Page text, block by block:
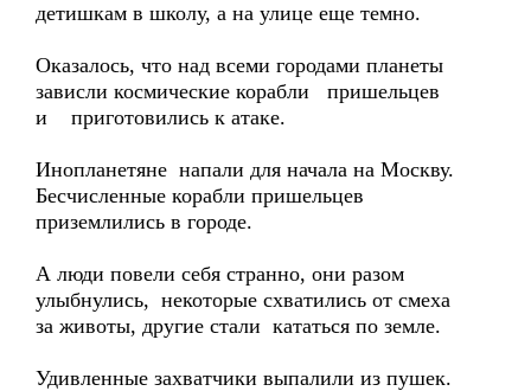
детишкам в школу, а на улице еще темно.
Оказалось, что над всеми городами планеты
зависли космические корабли пришельцев
и приготовились к атаке.
Инопланетяне напали для начала на Москву.
Бесчисленные корабли пришельцев
приземлились в городе.
А люди повели себя странно, они разом
улыбнулись, некоторые схватились от смеха
за животы, другие стали кататься по земле.
Удивленные захватчики выпалили из пушек.